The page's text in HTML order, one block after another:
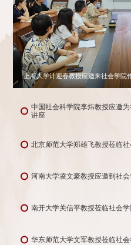
中国社会科学院李炜教授应邀
讲座
北京师范大学郑雄飞教授莅临
河南大学凌文豪教授应邀到社
南开大学关信平教授莅临社会
华东师范大学文军教授莅临社